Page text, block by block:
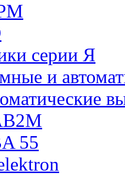
серии Я
и
55